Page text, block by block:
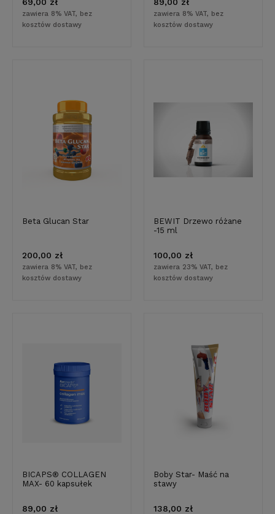
zawiera 8% VAT, bez
kosztów dostawy
zawiera 8% VAT, bez
kosztów dostawy
Beta Glucan Star
200,00 zł
zawiera 8% VAT, bez
kosztów dostawy
BEWIT Drzewo różane
-15 ml
100,00 zł
zawiera 23% VAT, bez
kosztów dostawy
BICAPS® COLLAGEN
MAX- 60 kapsułek
89,00 zł
Boby Star- Maść na
stawy
138,00 zł